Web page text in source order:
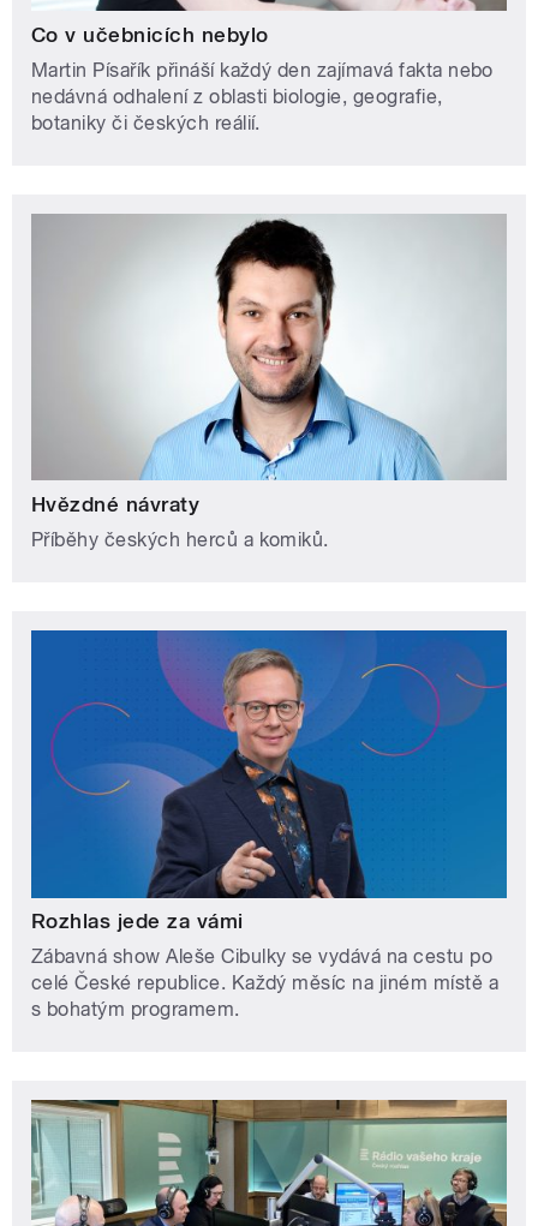
Co v učebnicích nebylo
Martin Písařík přináší každý den zajímavá fakta nebo
nedávná odhalení z oblasti biologie, geografie,
botaniky či českých reálií.
Hvězdné návraty
Příběhy českých herců a komiků.
Rozhlas jede za vámi
Zábavná show Aleše Cibulky se vydává na cestu po
celé České republice. Každý měsíc na jiném místě a
s bohatým programem.